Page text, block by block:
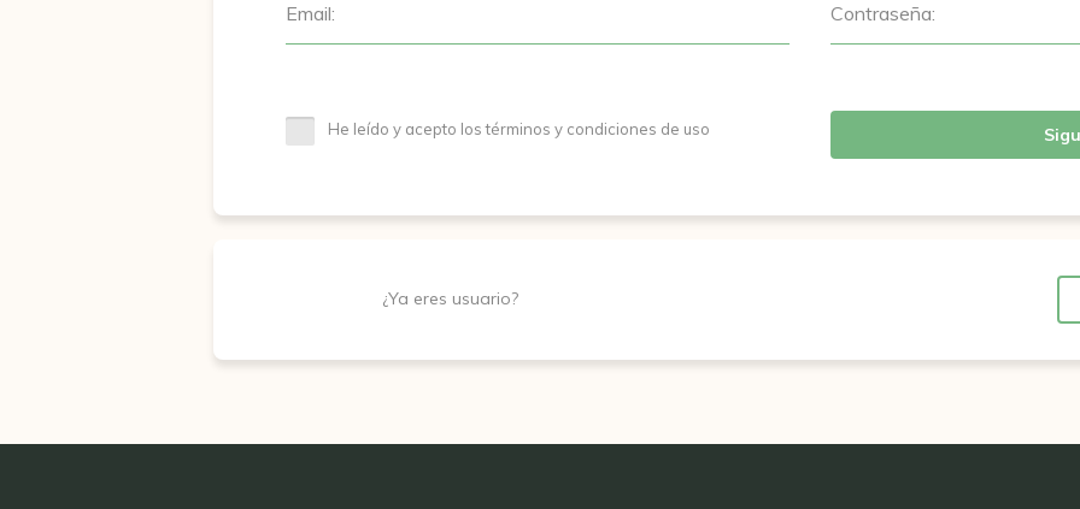
Email: Contraseña:
He leído y acepto los términos y condiciones de uso
¿Ya eres usuario?